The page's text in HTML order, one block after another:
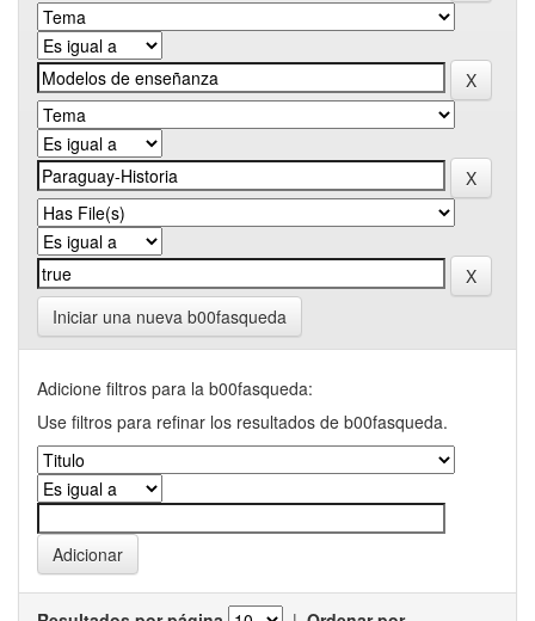
Iniciar una nueva b00fasqueda
Adicione filtros para la b00fasqueda:
Use filtros para refinar los resultados de b00fasqueda.